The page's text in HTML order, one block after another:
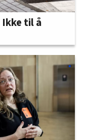
Ikke til å